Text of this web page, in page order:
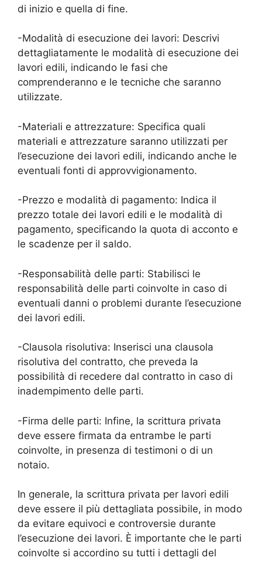
di inizio e quella di fine.
-Modalità di esecuzione dei lavori: Descrivi
dettagliatamente le modalità di esecuzione dei
lavori edili, indicando le fasi che
comprenderanno e le tecniche che saranno
utilizzate.
-Materiali e attrezzature: Specifica quali
materiali e attrezzature saranno utilizzati per
l’esecuzione dei lavori edili, indicando anche le
eventuali fonti di approvvigionamento.
-Prezzo e modalità di pagamento: Indica il
prezzo totale dei lavori edili e le modalità di
pagamento, specificando la quota di acconto e
le scadenze per il saldo.
-Responsabilità delle parti: Stabilisci le
responsabilità delle parti coinvolte in caso di
eventuali danni o problemi durante l’esecuzione
dei lavori edili.
-Clausola risolutiva: Inserisci una clausola
risolutiva del contratto, che preveda la
possibilità di recedere dal contratto in caso di
inadempimento delle parti.
-Firma delle parti: Infine, la scrittura privata
deve essere firmata da entrambe le parti
coinvolte, in presenza di testimoni o di un
notaio.
In generale, la scrittura privata per lavori edili
deve essere il più dettagliata possibile, in modo
da evitare equivoci e controversie durante
l’esecuzione dei lavori. È importante che le parti
coinvolte si accordino su tutti i dettagli del